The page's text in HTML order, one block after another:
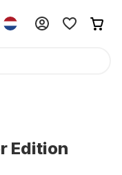
Edition